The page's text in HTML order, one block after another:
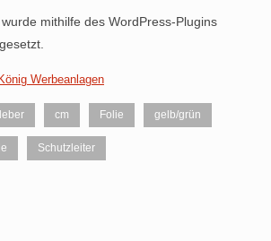
mithilfe des WordPress-Plugins
König Werbeanlagen
cm Folie gelb/grün
Schutzleiter